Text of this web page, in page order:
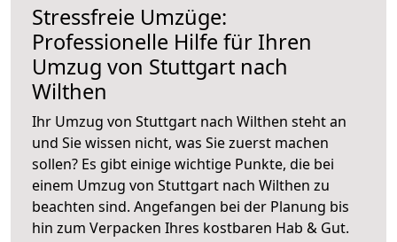
Stressfreie Umzüge:
Professionelle Hilfe für Ihren
Umzug von Stuttgart nach
Wilthen
Ihr Umzug von Stuttgart nach Wilthen steht an
und Sie wissen nicht, was Sie zuerst machen
sollen? Es gibt einige wichtige Punkte, die bei
einem Umzug von Stuttgart nach Wilthen zu
beachten sind. Angefangen bei der Planung bis
hin zum Verpacken Ihres kostbaren Hab & Gut.